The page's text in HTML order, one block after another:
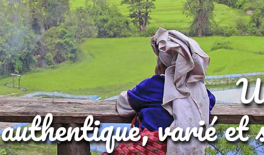
authentique, varié et